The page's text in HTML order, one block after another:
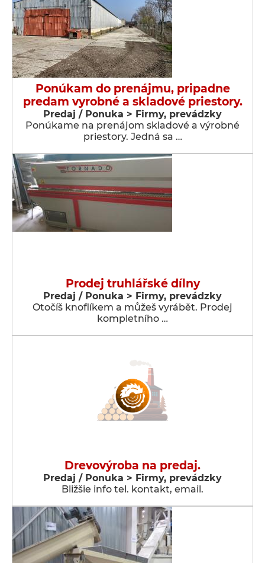
Ponúkam do prenájmu, pripadne
predam vyrobné a skladové priestory.
Predaj / Ponuka > Firmy, prevádzky
Ponúkame na prenájom skladové a výrobné
priestory. Jedná sa …
Prodej truhlářské dílny
Predaj / Ponuka > Firmy, prevádzky
Otočíš knoflíkem a můžeš vyrábět. Prodej
kompletního …
Drevovýroba na predaj.
Predaj / Ponuka > Firmy, prevádzky
Bližšie info tel. kontakt, email.